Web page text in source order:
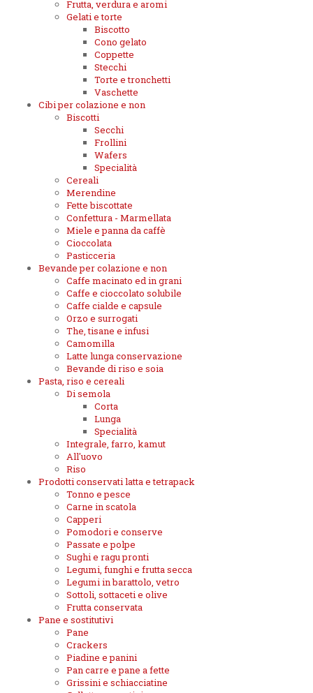
Frutta, verdura e aromi
Gelati e torte
Biscotto
Cono gelato
Coppette
Stecchi
Torte e tronchetti
Vaschette
Cibi per colazione e non
Biscotti
Secchi
Frollini
Wafers
Specialità
Cereali
Merendine
Fette biscottate
Confettura - Marmellata
Miele e panna da caffè
Cioccolata
Pasticceria
Bevande per colazione e non
Caffe macinato ed in grani
Caffe e cioccolato solubile
Caffe cialde e capsule
Orzo e surrogati
The, tisane e infusi
Camomilla
Latte lunga conservazione
Bevande di riso e soia
Pasta, riso e cereali
Di semola
Corta
Lunga
Specialità
Integrale, farro, kamut
All'uovo
Riso
Prodotti conservati latta e tetrapack
Tonno e pesce
Carne in scatola
Capperi
Pomodori e conserve
Passate e polpe
Sughi e ragu pronti
Legumi, funghi e frutta secca
Legumi in barattolo, vetro
Sottoli, sottaceti e olive
Frutta conservata
Pane e sostitutivi
Pane
Crackers
Piadine e panini
Pan carre e pane a fette
Grissini e schiacciatine